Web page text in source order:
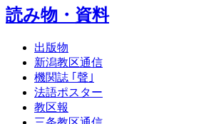
読み物・資料
出版物
新潟教区通信
機関誌 ｢聲｣
法語ポスター
教区報